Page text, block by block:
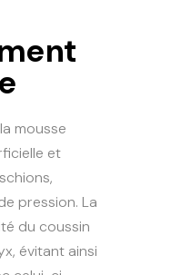
mousse
et
pression. La
du coussin
évitant ainsi